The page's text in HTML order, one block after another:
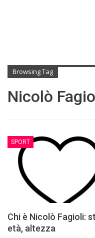
Browsing Tag
Nicolò
SPORT
Chi è Nicolò Fagioli:
età, altezza